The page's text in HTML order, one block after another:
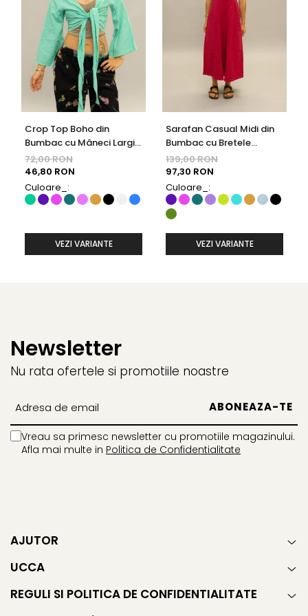
Crop Top Boho din
Bumbac cu Mâneci Largi
și Prindere în Față - Mentă
72,00 RON
46,80 RON
Culoare_:
VEZI VARIANTE
Sarafan Casual Midi din
Bumbac cu Bretele
Ajustabile și Buzunare -
Fucsia
139,00 RON
97,30 RON
Culoare_:
VEZI VARIANTE
Newsletter
Nu rata ofertele si promotiile noastre
Vreau sa primesc newsletter cu promotiile magazinului.
Afla mai multe in Politica de Confidentialitate
AJUTOR
UCCA
REGULI SI POLITICA DE CONFIDENTIALITATE